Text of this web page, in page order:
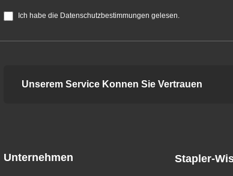
Ich habe die Datenschutzbestimmungen gelesen.
Unserem Service Konnen Sie Vertrauen
Unternehmen Stapler-